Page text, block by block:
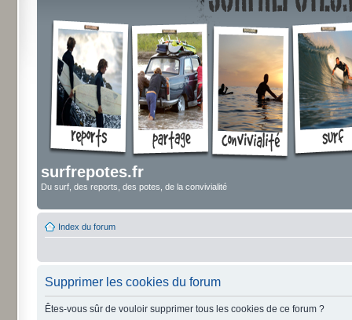
surfrepotes.fr
Du surf, des reports, des potes, de la convivialité
Index du forum
Supprimer les cookies du forum
Êtes-vous sûr de vouloir supprimer tous les cookies de ce forum ?